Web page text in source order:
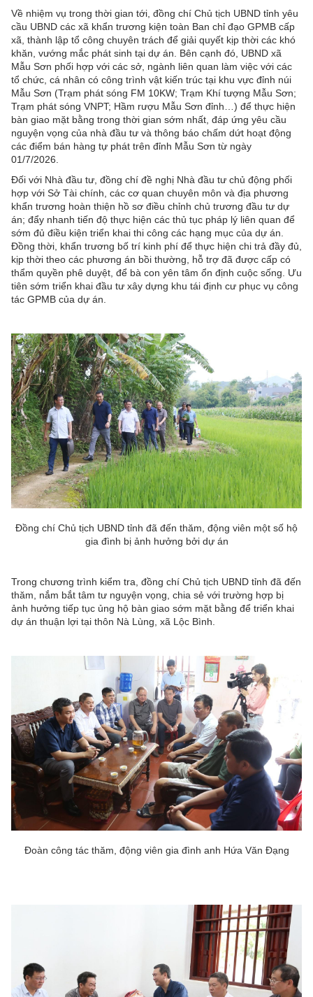
Về nhiệm vụ trong thời gian tới, đồng chí Chủ tịch UBND tỉnh yêu
cầu UBND các xã khẩn trương kiện toàn Ban chỉ đạo GPMB cấp
xã, thành lập tổ công chuyên trách để giải quyết kịp thời các khó
khăn, vướng mắc phát sinh tại dự án. Bên cạnh đó, UBND xã
Mẫu Sơn phối hợp với các sở, ngành liên quan làm việc với các
tổ chức, cá nhân có công trình vật kiến trúc tại khu vực đỉnh núi
Mẫu Sơn (Trạm phát sóng FM 10KW; Trạm Khí tượng Mẫu Sơn;
Trạm phát sóng VNPT; Hầm rượu Mẫu Sơn đỉnh…) để thực hiện
bàn giao mặt bằng trong thời gian sớm nhất, đáp ứng yêu cầu
nguyện vọng của nhà đầu tư và thông báo chấm dứt hoạt động
các điểm bán hàng tự phát trên đỉnh Mẫu Sơn từ ngày
01/7/2026.
Đối với Nhà đầu tư, đồng chí đề nghị Nhà đầu tư chủ động phối
hợp với Sở Tài chính, các cơ quan chuyên môn và địa phương
khẩn trương hoàn thiện hồ sơ điều chỉnh chủ trương đầu tư dự
án; đẩy nhanh tiến độ thực hiện các thủ tục pháp lý liên quan để
sớm đủ điều kiện triển khai thi công các hạng mục của dự án.
Đồng thời, khẩn trương bố trí kinh phí để thực hiện chi trả đầy đủ,
kịp thời theo các phương án bồi thường, hỗ trợ đã được cấp có
thẩm quyền phê duyệt, để bà con yên tâm ổn định cuộc sống. Ưu
tiên sớm triển khai đầu tư xây dựng khu tái định cư phục vụ công
tác GPMB của dự án.
Đồng chí Chủ tịch UBND tỉnh đã đến thăm, động viên một số hộ
gia đình bị ảnh hưởng bởi dự án
Trong chương trình kiểm tra, đồng chí Chủ tịch UBND tỉnh đã đến
thăm, nắm bắt tâm tư nguyện vọng, chia sẻ với trường hợp bị
ảnh hưởng tiếp tục ủng hộ bàn giao sớm mặt bằng để triển khai
dự án thuận lợi tại thôn Nà Lùng, xã Lộc Bình.
Đoàn công tác thăm, động viên gia đình anh Hứa Văn Đạng